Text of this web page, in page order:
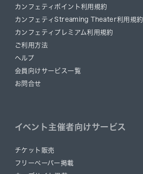
カンフェティポイント利用規約
カンフェティStreaming Theater利用規約
カンフェティプレミアム利用規約
ご利用方法
ヘルプ
会員向けサービス一覧
お問合せ
イベント主催者向けサービス
チケット販売
フリーペーパー掲載